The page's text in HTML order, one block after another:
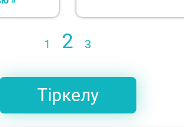
1 2 3
Тіркелу